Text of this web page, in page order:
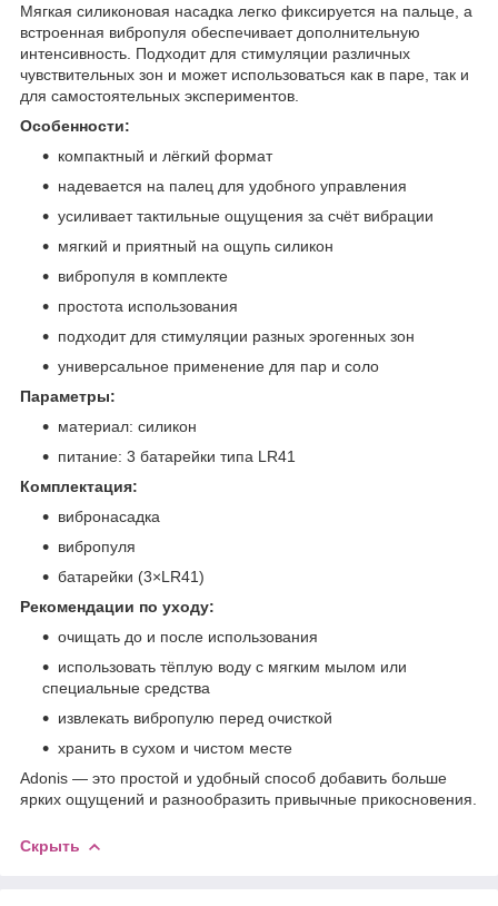
Мягкая силиконовая насадка легко фиксируется на пальце, а
встроенная вибропуля обеспечивает дополнительную
интенсивность. Подходит для стимуляции различных
чувствительных зон и может использоваться как в паре, так и
для самостоятельных экспериментов.
Особенности:
компактный и лёгкий формат
надевается на палец для удобного управления
усиливает тактильные ощущения за счёт вибрации
мягкий и приятный на ощупь силикон
вибропуля в комплекте
простота использования
подходит для стимуляции разных эрогенных зон
универсальное применение для пар и соло
Параметры:
материал: силикон
питание: 3 батарейки типа LR41
Комплектация:
вибронасадка
вибропуля
батарейки (3×LR41)
Рекомендации по уходу:
очищать до и после использования
использовать тёплую воду с мягким мылом или
специальные средства
извлекать вибропулю перед очисткой
хранить в сухом и чистом месте
Adonis — это простой и удобный способ добавить больше
ярких ощущений и разнообразить привычные прикосновения.
Скрыть